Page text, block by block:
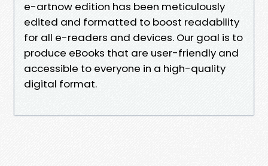
e-artnow edition has been meticulously
edited and formatted to boost readability
for all e-readers and devices. Our goal is to
produce eBooks that are user-friendly and
accessible to everyone in a high-quality
digital format.